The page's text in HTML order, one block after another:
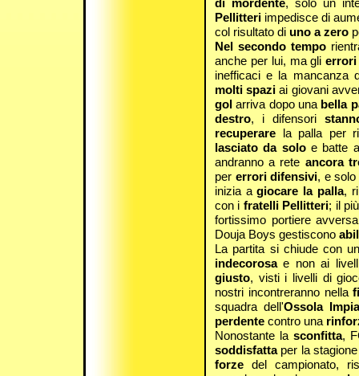
di mordente, solo un
Pellitteri impedisce di
col risultato di uno a zero
Nel secondo tempo
anche per lui, ma glierrori
inefficaci e la mancanza
molti spazi ai giovani
golarriva dopo una bella
destro, i difensori
recuperare la palla per
lasciato da soloe batte a
andranno a rete ancora
per errori difensivi, e
inizia agiocare la palla,
con i fratelli Pellitteri; il
fortissimo portiere
Douja Boys gestiscono
La partita si chiude con
indecorosae non ai
giusto, visti i livelli di
nostri incontreranno nella
squadra dell'Ossola
perdente contro una
Nonostante la sconfitta,
soddisfattaper la
forze del campionato,